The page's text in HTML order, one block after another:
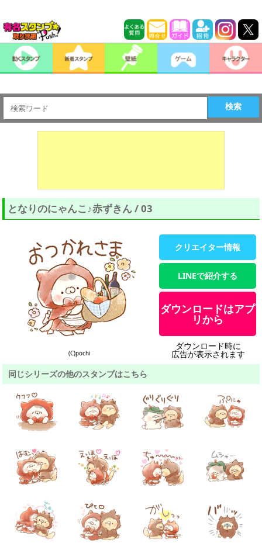
検索
となりのにゃんこ♪赤ずきん / 03
(C)pochi
クリエイター情報
LINEで紹介する
ダウンロードはアプ
リから
ダウンロード時に
広告が表示されます
同じシリーズの他のスタンプはこちら